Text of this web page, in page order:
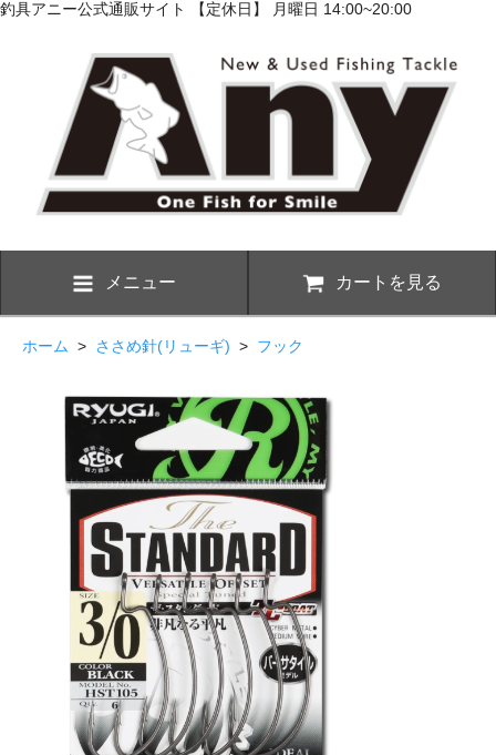
釣具アニー公式通販サイト 【定休日】 月曜日 14:00~20:00
メニュー カートを見る
ホーム > ささめ針(リューギ) > フック